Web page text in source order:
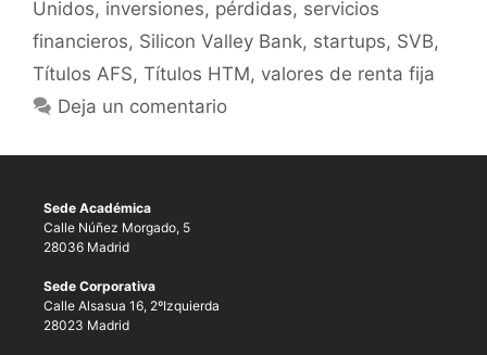
Unidos, inversiones, pérdidas, servicios
financieros, Silicon Valley Bank, startups, SVB,
Títulos AFS, Títulos HTM, valores de renta fija
Deja un comentario
Sede Académica
Calle Núñez Morgado, 5
28036 Madrid
Sede Corporativa
Calle Alsasua 16, 2ºIzquierda
28023 Madrid